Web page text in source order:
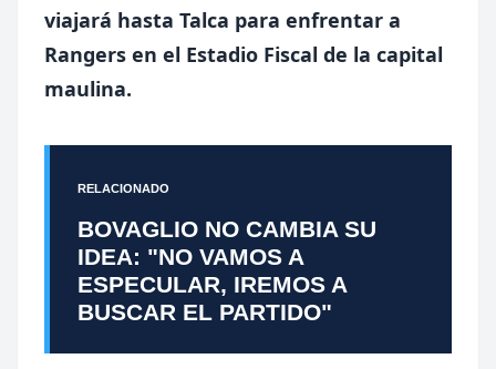
viajará hasta Talca para enfrentar a
Rangers en el Estadio Fiscal de la capital
maulina.
RELACIONADO
BOVAGLIO NO CAMBIA SU
IDEA: "NO VAMOS A
ESPECULAR, IREMOS A
BUSCAR EL PARTIDO"